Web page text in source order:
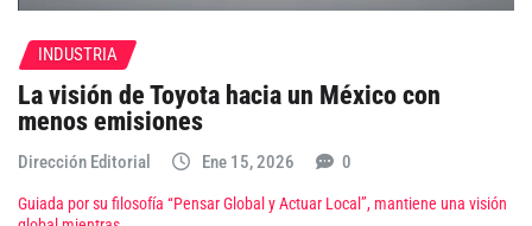
INDUSTRIA
La visión de Toyota hacia un México con
menos emisiones
Dirección Editorial Ene 15, 2026 0
Guiada por su filosofía “Pensar Global y Actuar Local”, mantiene una visión